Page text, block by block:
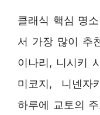
클래식 핵심 명
서 가장 많이 추
이나리, 니시키
미코지, 니넨자
하루에 교토의